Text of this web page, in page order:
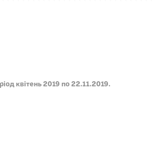
квітень 2019 по 22.11.2019.